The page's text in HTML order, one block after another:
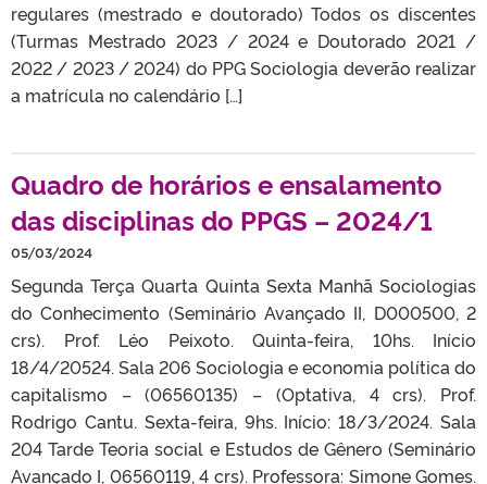
regulares (mestrado e doutorado) Todos os discentes
(Turmas Mestrado 2023 / 2024 e Doutorado 2021 /
2022 / 2023 / 2024) do PPG Sociologia deverão realizar
a matrícula no calendário […]
Quadro de horários e ensalamento
das disciplinas do PPGS – 2024/1
05/03/2024
Segunda Terça Quarta Quinta Sexta Manhã Sociologias
do Conhecimento (Seminário Avançado II, D000500, 2
crs). Prof. Léo Peixoto. Quinta-feira, 10hs. Início
18/4/20524. Sala 206 Sociologia e economia política do
capitalismo – (06560135) – (Optativa, 4 crs). Prof.
Rodrigo Cantu. Sexta-feira, 9hs. Início: 18/3/2024. Sala
204 Tarde Teoria social e Estudos de Gênero (Seminário
Avançado I, 06560119, 4 crs). Professora: Simone Gomes.